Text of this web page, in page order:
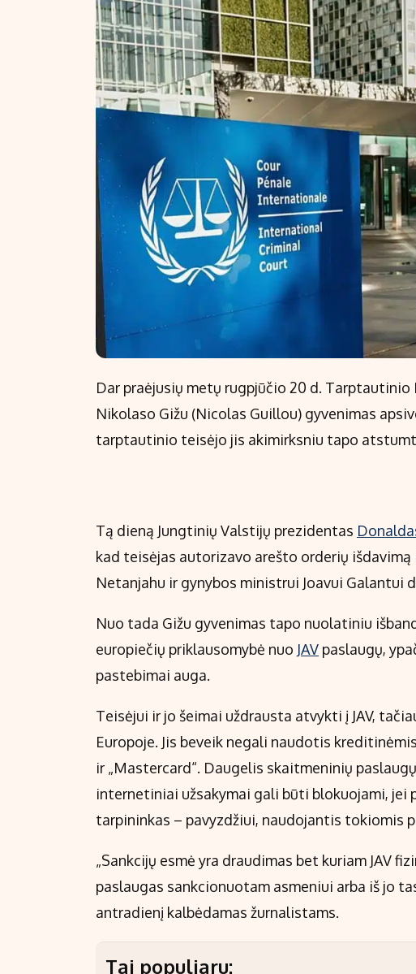
NT ir statybos
Dar praėjusių metų rugpjūčio 20 d.
Nikolaso Gižu (Nicolas Guillou) gyvenimas
tarptautinio teisėjo jis akimirksniu tapo
Tą dieną Jungtinių Valstijų prezidentas
kad teisėjas autorizavo arešto orderių
Netanjahu ir gynybos ministrui Joavui Galantui
Nuo tada Gižu gyvenimas tapo nuolatiniu
europiečių priklausomybė nuo JAV paslaugų,
pastebimai auga.
Teisėjui ir jo šeimai uždrausta atvykti į JAV,
Europoje. Jis beveik negali naudotis
ir „Mastercard“. Daugelis skaitmeninių
internetiniai užsakymai gali būti blokuojami, jei
tarpininkas – pavyzdžiui, naudojantis tokiomis
„Sankcijų esmė yra draudimas bet kuriam JAV
paslaugas sankcionuotam asmeniui arba iš jo
antradienį kalbėdamas žurnalistams.
Tai populiaru: